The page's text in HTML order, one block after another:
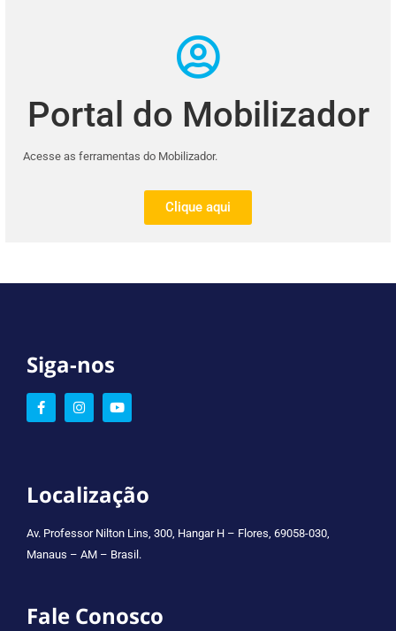
Portal do Mobilizador
Acesse as ferramentas do Mobilizador.
Clique aqui
Siga-nos
Localização
Av. Professor Nilton Lins, 300, Hangar H – Flores, 69058-030,
Manaus – AM – Brasil.
Fale Conosco